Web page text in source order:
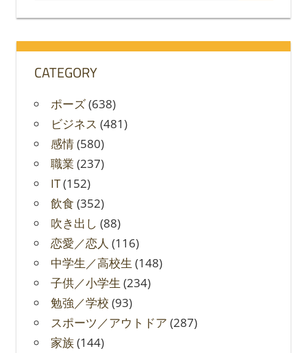
対
CATEGORY
ポーズ(638)
ビジネス (481)
感情(580)
職業 (237)
IT(152)
飲食 (352)
吹き出し (88)
恋愛／恋人 (116)
中学生／高校生 (148)
子供／小学生 (234)
勉強／学校 (93)
スポーツ／アウトドア (287)
家族(144)